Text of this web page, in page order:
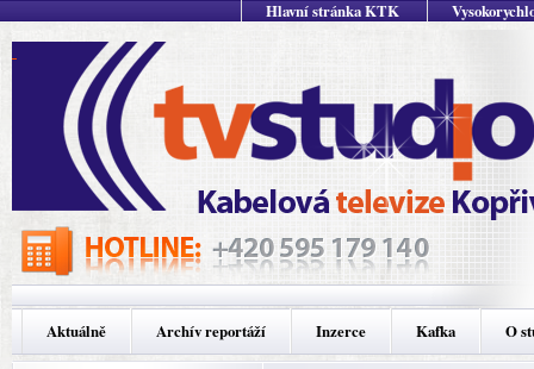
Hlavní stránka KTK
Aktuálně Archív reportáží Inzerce Kafka O